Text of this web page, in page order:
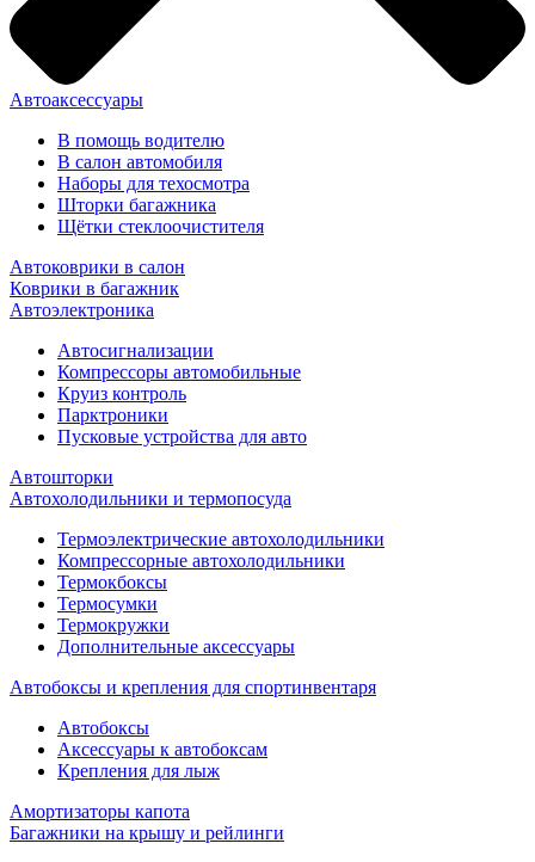
Автоаксессуары
В помощь водителю
В салон автомобиля
Наборы для техосмотра
Шторки багажника
Щётки стеклоочистителя
Автоковрики в салон
Коврики в багажник
Автоэлектроника
Автосигнализации
Компрессоры автомобильные
Круиз контроль
Парктроники
Пусковые устройства для авто
Автошторки
Автохолодильники и термопосуда
Термоэлектрические автохолодильники
Компрессорные автохолодильники
Термокбоксы
Термосумки
Термокружки
Дополнительные аксессуары
Автобоксы и крепления для спортинвентаря
Автобоксы
Аксессуары к автобоксам
Крепления для лыж
Амортизаторы капота
Багажники на крышу и рейлинги